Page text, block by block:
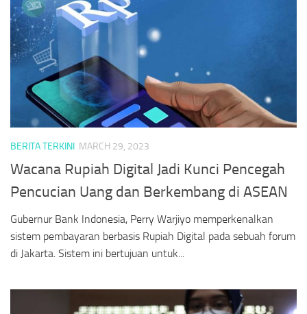
BERITA TERKINI MARCH 29, 2023
Wacana Rupiah Digital Jadi Kunci Pencegah
Pencucian Uang dan Berkembang di ASEAN
Gubernur Bank Indonesia, Perry Warjiyo memperkenalkan
sistem pembayaran berbasis Rupiah Digital pada sebuah forum
di Jakarta. Sistem ini bertujuan untuk...